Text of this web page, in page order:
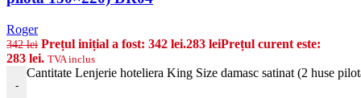
Roger
342lei Prețul inițial a fost: 342 lei.283 leiPrețul curent este:
283 lei. TVA inclus
-
Cantitate Lenjerie hoteliera King Size damasc satinat (2 huse